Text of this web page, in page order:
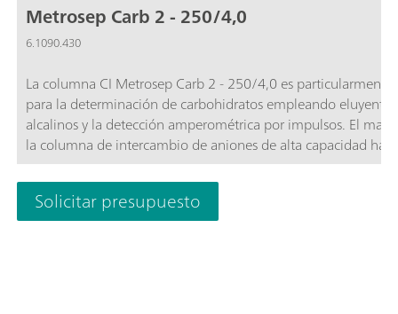
Metrosep Carb 2 - 250/4,0
6.1090.430
La columna CI Metrosep Carb 2 - 250/4,0 es particularmente
para la determinación de carbohidratos empleando eluyentes
alcalinos y la detección amperométrica por impulsos. El
la columna de intercambio de aniones de alta capacidad ha
realizado a base de un copolímero de estireno-
estable dentro de la gama de pH = 0-14 y separa
disacáridos. Además, también es apta para el análisis de
de azúcar, anhidroazúcares, aminoazúcares, etc. La variante
Solicitar presupuesto